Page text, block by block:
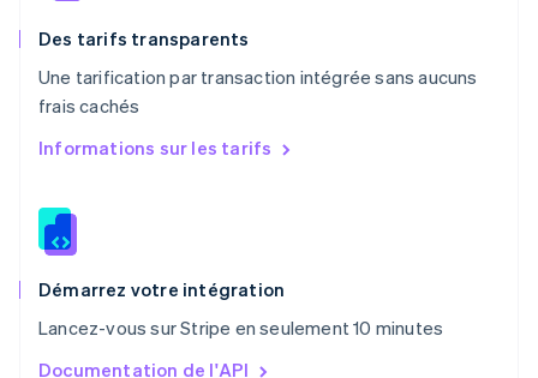
Des tarifs transparents
Une tarification par transaction intégrée sans aucuns
frais cachés
Informations sur les tarifs
Démarrez votre intégration
Lancez-vous sur Stripe en seulement 10 minutes
Documentation de l'API
English
PortuguêsEnglish
R.A.S. de Hong Kong, Chine
English
Roumanie
Royaume-Uni
English
English简体中文